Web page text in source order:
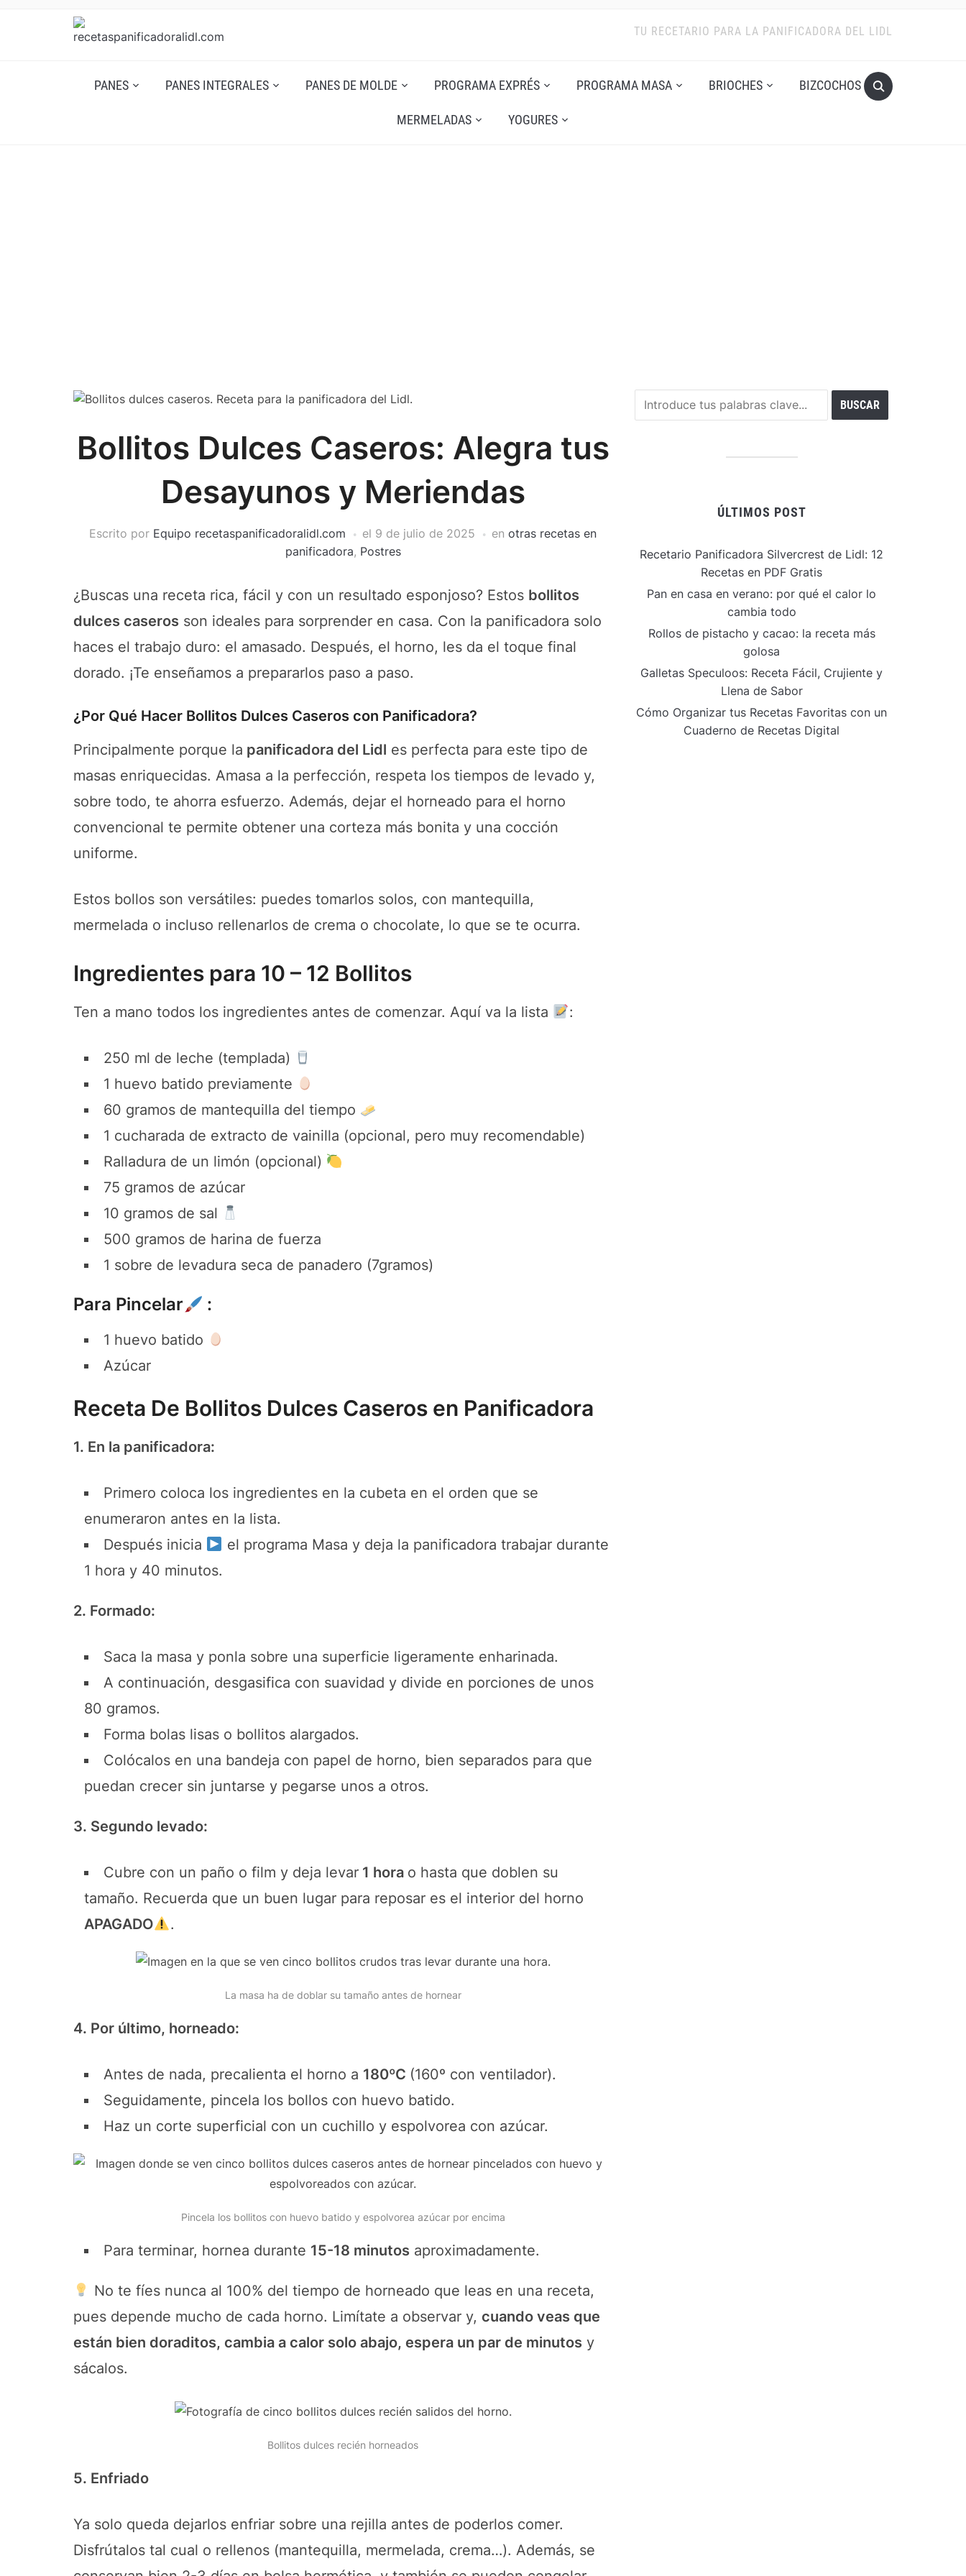
TU RECETARIO PARA LA PANIFICADORA DEL LIDL
PANES PANES INTEGRALES PANES DE MOLDE PROGRAMA EXPRÉS PROGRAMA MASA BRIOCHES BIZCOCHOS
MERMELADAS YOGURES
Bollitos Dulces Caseros: Alegra tus
Desayunos y Meriendas
Escrito por Equipo recetaspanificadoralidl.com el 9 de julio de 2025 en otras recetas en
panificadora, Postres
¿Buscas una receta rica, fácil y con un resultado esponjoso? Estos bollitos
dulces caseros son ideales para sorprender en casa. Con la panificadora solo
haces el trabajo duro: el amasado. Después, el horno, les da el toque final
dorado. ¡Te enseñamos a prepararlos paso a paso.
¿Por Qué Hacer Bollitos Dulces Caseros con Panificadora?
Principalmente porque la panificadora del Lidl es perfecta para este tipo de
masas enriquecidas. Amasa a la perfección, respeta los tiempos de levado y,
sobre todo, te ahorra esfuerzo. Además, dejar el horneado para el horno
convencional te permite obtener una corteza más bonita y una cocción
uniforme.
Estos bollos son versátiles: puedes tomarlos solos, con mantequilla,
mermelada o incluso rellenarlos de crema o chocolate, lo que se te ocurra.
Ingredientes para 10 – 12 Bollitos
Ten a mano todos los ingredientes antes de comenzar. Aquí va la lista :
250 ml de leche (templada)
1 huevo batido previamente
60 gramos de mantequilla del tiempo
1 cucharada de extracto de vainilla (opcional, pero muy recomendable)
Ralladura de un limón (opcional)
75 gramos de azúcar
10 gramos de sal
500 gramos de harina de fuerza
1 sobre de levadura seca de panadero (7gramos)
Para Pincelar :
1 huevo batido
Azúcar
Receta De Bollitos Dulces Caseros en Panificadora
1. En la panificadora:
Primero coloca los ingredientes en la cubeta en el orden que se
enumeraron antes en la lista.
Después inicia
el programa Masa y deja la panificadora trabajar durante
1 hora y 40 minutos.
2. Formado:
Saca la masa y ponla sobre una superficie ligeramente enharinada.
A continuación, desgasifica con suavidad y divide en porciones de unos
80 gramos.
Forma bolas lisas o bollitos alargados.
Colócalos en una bandeja con papel de horno, bien separados para que
puedan crecer sin juntarse y pegarse unos a otros.
3. Segundo levado:
Cubre con un paño o film y deja levar 1 hora o hasta que doblen su
tamaño. Recuerda que un buen lugar para reposar es el interior del horno
APAGADO
.
La masa ha de doblar su tamaño antes de hornear
4. Por último, horneado:
Antes de nada, precalienta el horno a 180ºC (160º con ventilador).
Seguidamente, pincela los bollos con huevo batido.
Haz un corte superficial con un cuchillo y espolvorea con azúcar.
Pincela los bollitos con huevo batido y espolvorea azúcar por encima
Para terminar, hornea durante 15-18 minutos aproximadamente.
No te fíes nunca al 100% del tiempo de horneado que leas en una receta,
pues depende mucho de cada horno. Limítate a observar y, cuando veas que
están bien doraditos, cambia a calor solo abajo, espera un par de minutos y
sácalos.
Bollitos dulces recién horneados
5. Enfriado
Ya solo queda dejarlos enfriar sobre una rejilla antes de poderlos comer.
Disfrútalos tal cual o rellenos (mantequilla, mermelada, crema…). Además, se
ÚLTIMOS POST
Recetario Panificadora Silvercrest de Lidl: 12
Recetas en PDF Gratis
Pan en casa en verano: por qué el calor lo
cambia todo
Rollos de pistacho y cacao: la receta más
golosa
Galletas Speculoos: Receta Fácil, Crujiente y
Llena de Sabor
Cómo Organizar tus Recetas Favoritas con un
Cuaderno de Recetas Digital